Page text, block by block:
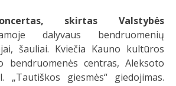
skirtas Valstybės
dalyvaus bendruomenių
šauliai. Kviečia Kauno kultūros
bendruomenės centras, Aleksoto
„Tautiškos giesmės“ giedojimas.